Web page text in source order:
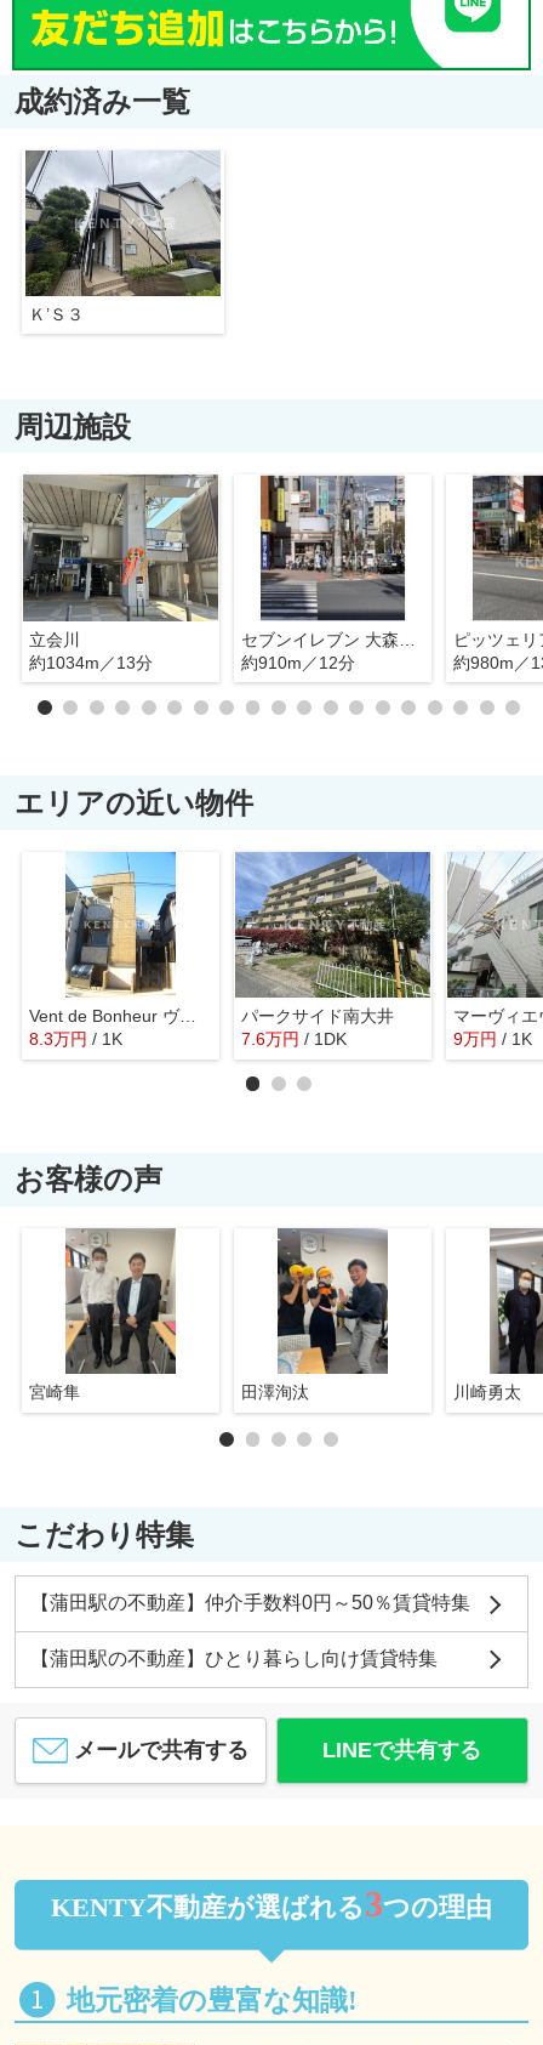
成約済み一覧
Ｋ’Ｓ３
周辺施設
立会川
約1034m／13分
約910m／12分
ピッツェ
約980m／
エリアの近い物件
Vent de Bonheur ヴァンドボヌール
8.3万円 / 1K
パークサイド南大井
7.6万円 / 1DK
マーヴィエ
9万円 / 1K
お客様の声
宮崎隼 田澤洵汰 川崎勇太
こだわり特集
【蒲田駅の不動産】仲介手数料0円～50％賃貸特集
【蒲田駅の不動産】ひとり暮らし向け賃貸特集
メールで共有する LINEで共有する
KENTY不動産が選ばれる3つの理由
地元密着の豊富な知識!